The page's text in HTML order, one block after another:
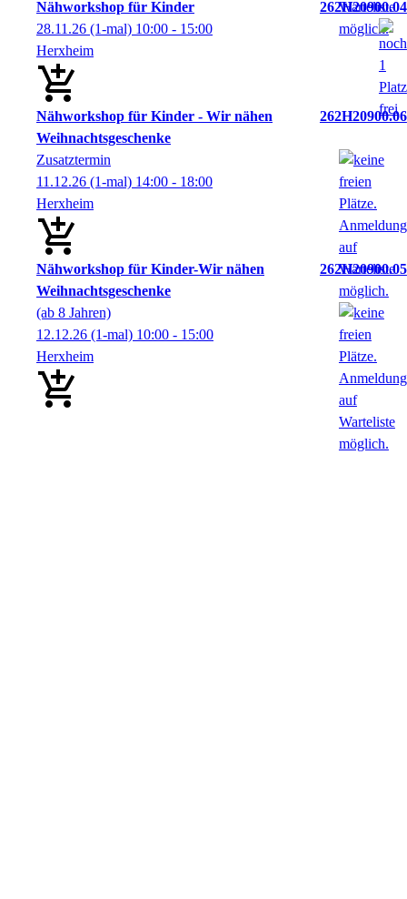
Nähworkshop für Kinder
262H20900.04
28.11.26 (1-mal) 10:00 - 15:00
Herxheim
Nähworkshop für Kinder - Wir nähen
Weihnachtsgeschenke
262H20900.06
Zusatztermin
11.12.26 (1-mal) 14:00 - 18:00
Herxheim
Nähworkshop für Kinder-Wir nähen
Weihnachtsgeschenke
262H20900.05
(ab 8 Jahren)
12.12.26 (1-mal) 10:00 - 15:00
Herxheim